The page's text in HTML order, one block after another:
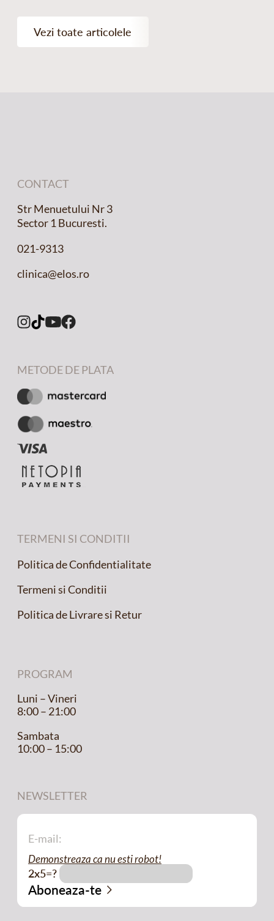
Vezi toate articolele
CONTACT
Str Menuetului Nr 3
Sector 1 Bucuresti.
021-9313
clinica@elos.ro
METODE DE PLATA
TERMENI SI CONDITII
Politica de Confidentialitate
Termeni si Conditii
Politica de Livrare si Retur
PROGRAM
Luni – Vineri
8:00 – 21:00
Sambata
10:00 – 15:00
NEWSLETTER
Demonstreaza ca nu esti robot!
2x5=?